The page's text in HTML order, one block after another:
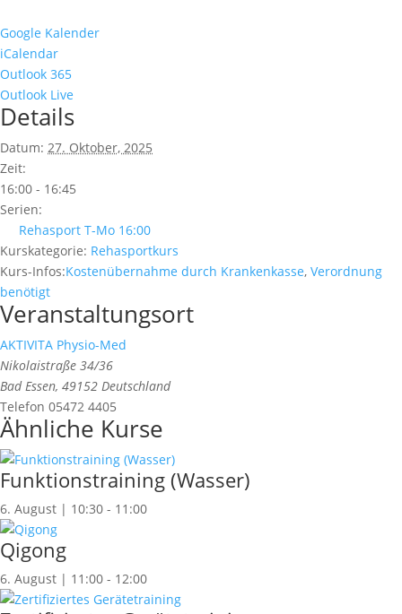
Google Kalender
iCalendar
Outlook 365
Outlook Live
Details
Datum: 27. Oktober, 2025
Zeit:
16:00 - 16:45
Serien:
Rehasport T-Mo 16:00
Kurskategorie: Rehasportkurs
Kurs-Infos:Kostenübernahme durch Krankenkasse, Verordnung
benötigt
Veranstaltungsort
AKTIVITA Physio-Med
Nikolaistraße 34/36
Bad Essen, 49152 Deutschland
Telefon 05472 4405
Ähnliche Kurse
Funktionstraining (Wasser)
6. August | 10:30 - 11:00
Qigong
6. August | 11:00 - 12:00